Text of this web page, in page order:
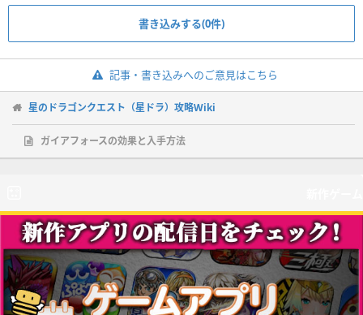
書き込みする(0件)
記事・書き込みへのご意見はこちら
星のドラゴンクエスト（星ドラ）攻略Wiki
ガイアフォースの効果と入手方法